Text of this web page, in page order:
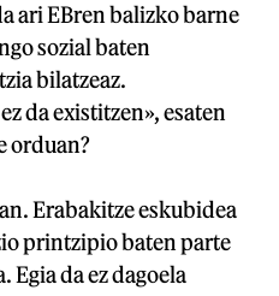
ari EBren balizko barne
sozial baten
bilatzeaz.
da existitzen», esaten
orduan?
Erabakitze eskubidea
printzipio baten parte
Egia da ez dagoela